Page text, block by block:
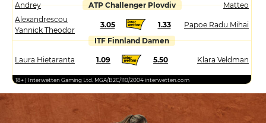
Andrey
Matteo
ATP Challenger Plovdiv
Alexandrescou
Yannick Theodor
3.05 1.33
Papoe Radu Mihai
ITF Finnland Damen
Laura Hietaranta 1.09 5.50 Klara Veldman
18+ | Interwetten Gaming Ltd. MGA/B2C/110/2004 interwetten.com